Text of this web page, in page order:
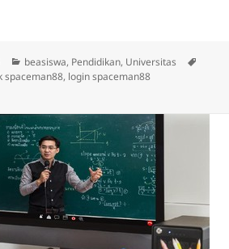
Categories
beasiswa, Pendidikan, Universitas
spaceman88, login spaceman88
Program Pendidikan dan Beasiswa ke Jepang